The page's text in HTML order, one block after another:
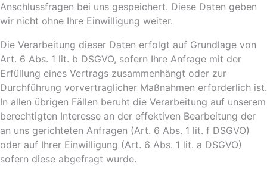
Anschlussfragen bei uns gespeichert. Diese Daten geben
wir nicht ohne Ihre Einwilligung weiter.
Die Verarbeitung dieser Daten erfolgt auf Grundlage von
Art. 6 Abs. 1 lit. b DSGVO, sofern Ihre Anfrage mit der
Erfüllung eines Vertrags zusammenhängt oder zur
Durchführung vorvertraglicher Maßnahmen erforderlich ist.
In allen übrigen Fällen beruht die Verarbeitung auf unserem
berechtigten Interesse an der effektiven Bearbeitung der
an uns gerichteten Anfragen (Art. 6 Abs. 1 lit. f DSGVO)
oder auf Ihrer Einwilligung (Art. 6 Abs. 1 lit. a DSGVO)
sofern diese abgefragt wurde.